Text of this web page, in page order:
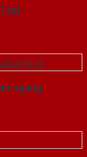
soi
ngang